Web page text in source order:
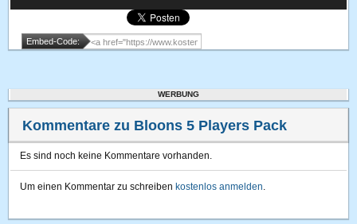
Embed-Code:
WERBUNG
Kommentare zu Bloons 5 Players Pack
Es sind noch keine Kommentare vorhanden.
Um einen Kommentar zu schreiben kostenlos anmelden.